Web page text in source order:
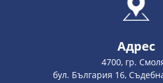
Адрес
4700, гр.
бул. България 16,